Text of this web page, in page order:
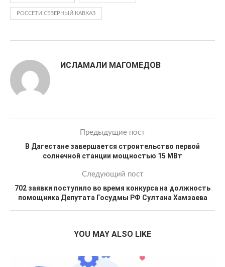
РОССЕТИ СЕВЕРНЫЙ КАВКАЗ
ИСЛАМАЛИ МАГОМЕДОВ
Предыдущие пост
В Дагестане завершается строительство первой
солнечной станции мощностью 15 МВт
Следующий пост
702 заявки поступило во время конкурса на должность
помощника Депутата Госудмы РФ Султана Хамзаева
YOU MAY ALSO LIKE